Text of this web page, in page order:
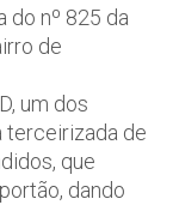
do nº 825 da
de
um dos
terceirizada de
que
dando